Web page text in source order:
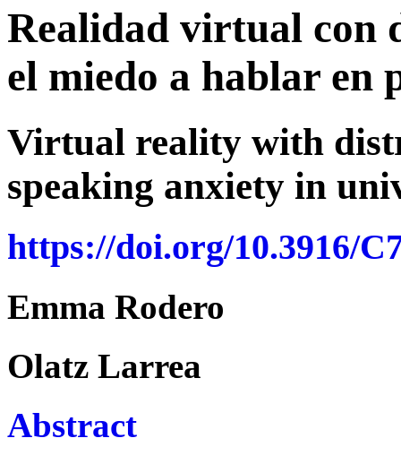
Realidad virtual con
el miedo a hablar en
Virtual reality with
speaking anxiety in
https://doi.org/10.3916/
Emma Rodero
Olatz Larrea
Abstract